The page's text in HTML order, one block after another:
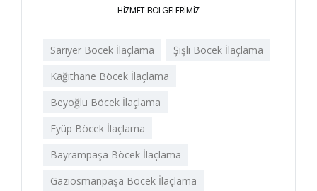
HİZMET BÖLGELERİMİZ
Sarıyer Böcek İlaçlama
Şişli Böcek İlaçlama
Kağıthane Böcek İlaçlama
Beyoğlu Böcek İlaçlama
Eyüp Böcek İlaçlama
Bayrampaşa Böcek İlaçlama
Gaziosmanpaşa Böcek İlaçlama